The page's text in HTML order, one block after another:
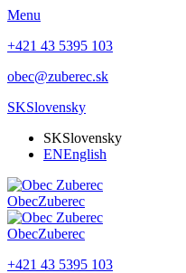
Menu
+421 43 5395 103
obec@zuberec.sk
SKSlovensky
SKSlovensky
ENEnglish
ObecZuberec
ObecZuberec
+421 43 5395 103